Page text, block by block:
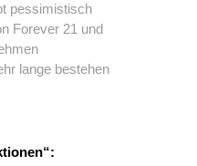
pessimistisch
Forever 21 und
lange bestehen